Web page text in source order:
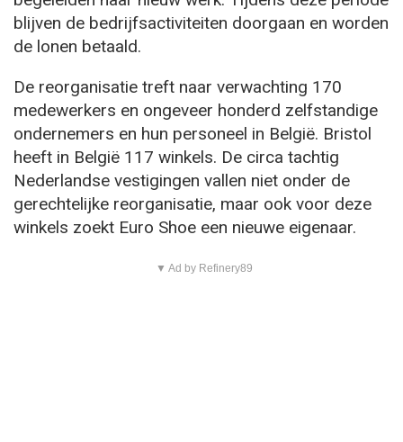
blijven de bedrijfsactiviteiten doorgaan en worden
de lonen betaald.
De reorganisatie treft naar verwachting 170
medewerkers en ongeveer honderd zelfstandige
ondernemers en hun personeel in België. Bristol
heeft in België 117 winkels. De circa tachtig
Nederlandse vestigingen vallen niet onder de
gerechtelijke reorganisatie, maar ook voor deze
winkels zoekt Euro Shoe een nieuwe eigenaar.
▼ Ad by Refinery89